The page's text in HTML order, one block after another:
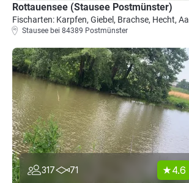
Rottauensee (Stausee Postmünster)
Fischarten: Karpfen, Giebel, Brachse, Hecht, Aal
Stausee bei 84389 Postmünster
317 71 4.6